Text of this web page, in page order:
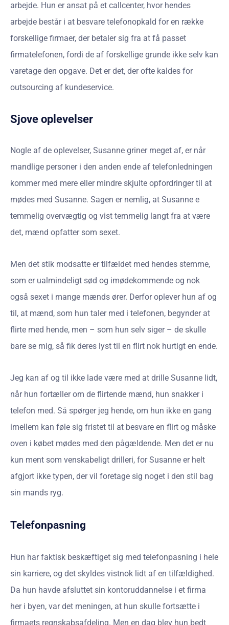
arbejde. Hun er ansat på et callcenter, hvor hendes
arbejde består i at besvare telefonopkald for en række
forskellige firmaer, der betaler sig fra at få passet
firmatelefonen, fordi de af forskellige grunde ikke selv kan
varetage den opgave. Det er det, der ofte kaldes for
outsourcing af kundeservice.
Sjove oplevelser
Nogle af de oplevelser, Susanne griner meget af, er når
mandlige personer i den anden ende af telefonledningen
kommer med mere eller mindre skjulte opfordringer til at
mødes med Susanne. Sagen er nemlig, at Susanne e
temmelig overvægtig og vist temmelig langt fra at være
det, mænd opfatter som sexet.
Men det stik modsatte er tilfældet med hendes stemme,
som er ualmindeligt sød og imødekommende og nok
også sexet i mange mænds ører. Derfor oplever hun af og
til, at mænd, som hun taler med i telefonen, begynder at
flirte med hende, men – som hun selv siger – de skulle
bare se mig, så fik deres lyst til en flirt nok hurtigt en ende.
Jeg kan af og til ikke lade være med at drille Susanne lidt,
når hun fortæller om de flirtende mænd, hun snakker i
telefon med. Så spørger jeg hende, om hun ikke en gang
imellem kan føle sig fristet til at besvare en flirt og måske
oven i købet mødes med den pågældende. Men det er nu
kun ment som venskabeligt drilleri, for Susanne er helt
afgjort ikke typen, der vil foretage sig noget i den stil bag
sin mands ryg.
Telefonpasning
Hun har faktisk beskæftiget sig med telefonpasning i hele
sin karriere, og det skyldes vistnok lidt af en tilfældighed.
Da hun havde afsluttet sin kontoruddannelse i et firma
her i byen, var det meningen, at hun skulle fortsætte i
firmaets regnskabsafdeling. Men en dag blev hun bedt